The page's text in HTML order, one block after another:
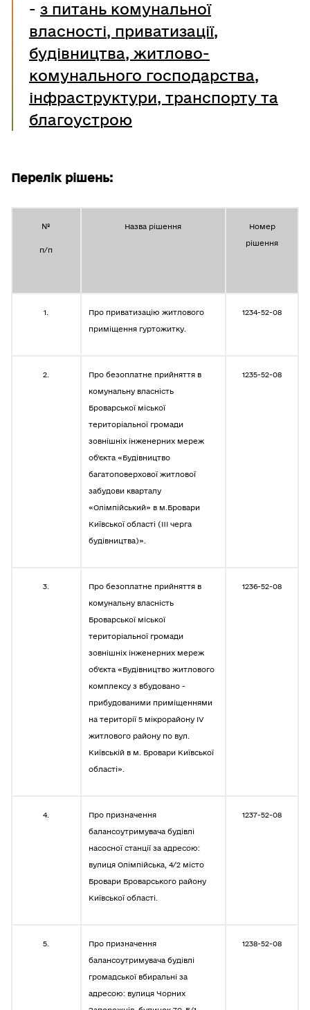
- з питань комунальної
власності, приватизації,
будівництва, житлово-
комунального господарства,
інфраструктури, транспорту та
благоустрою
Перелік рішень:
№
п/п
Назва рішення
Номер
рішення
1.
Про приватизацію житлового
приміщення гуртожитку.
1234-52-08
2.
Про безоплатне прийняття в
комунальну власність
Броварської міської
територіальної громади
зовнішніх інженерних мереж
об’єкта «Будівництво
багатоповерхової житлової
забудови кварталу
«Олімпійський» в м.Бровари
Київської області (III черга
будівництва)».
1235-52-08
3.
Про безоплатне прийняття в
комунальну власність
Броварської міської
територіальної громади
зовнішніх інженерних мереж
об’єкта «Будівництво житлового
комплексу з вбудовано -
прибудованими приміщеннями
на території 5 мікрорайону IV
житлового району по вул.
Київській в м. Бровари Київської
області».
1236-52-08
4.
Про призначення
балансоутримувача будівлі
насосної станції за адресою:
вулиця Олімпійська, 4/2 місто
Бровари Броварського району
Київської області.
1237-52-08
5.
Про призначення
балансоутримувача будівлі
громадської вбиральні за
адресою: вулиця Чорних
1238-52-08